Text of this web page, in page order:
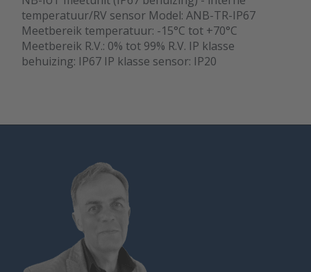
temperatuur/RV sensor Model: ANB-TR-IP67
Meetbereik temperatuur: -15°C tot +70°C
Meetbereik R.V.: 0% tot 99% R.V. IP klasse
behuizing: IP67 IP klasse sensor: IP20